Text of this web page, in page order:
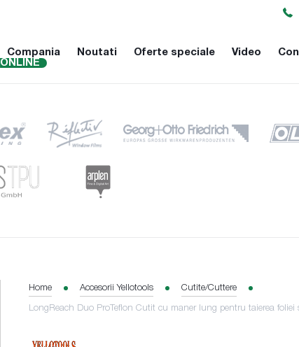
Compania Noutati Oferte speciale Video
ONLINE
Home Accesorii Yellotools Cutite/Cuttere
LongReach Duo ProTeflon Cutit cu maner lung pentru taierea